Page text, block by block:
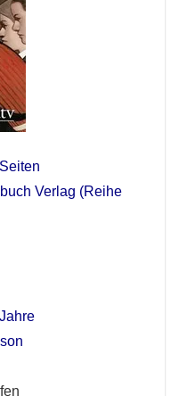
Verlag (Reihe